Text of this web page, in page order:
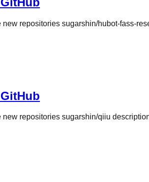
repositories sugarshin/hubot-fass-
repositories sugarshin/qiiu